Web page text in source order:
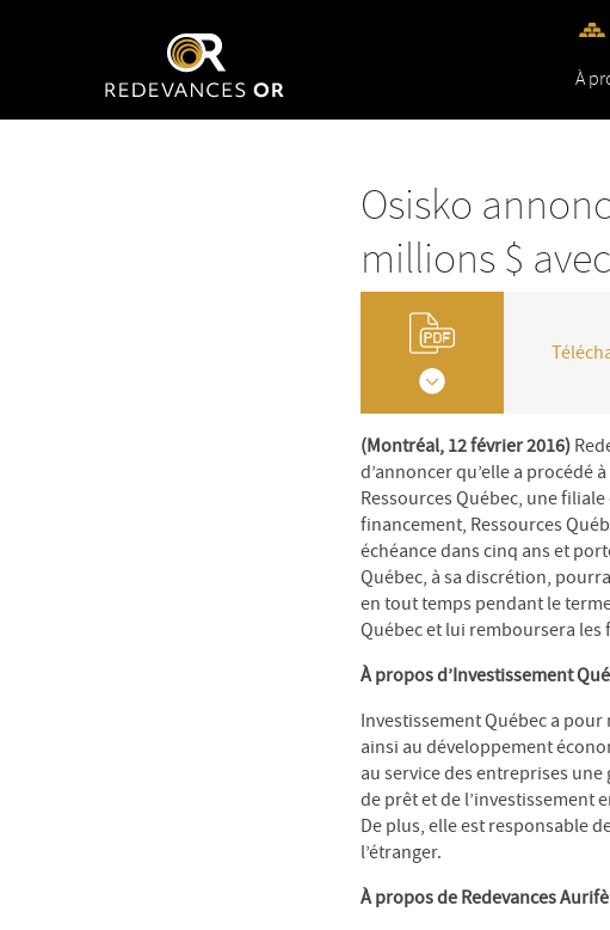
À
Osisko
millions $
(Montréal, 12 février 2016)
d’annoncer qu’elle a procédé
Ressources Québec, une
financement, Ressources
échéance dans cinq ans et
Québec, à sa discrétion,
en tout temps pendant le
Québec et lui remboursera
À propos d’Investissement
Investissement Québec a
ainsi au développement
au service des entreprises
de prêt et de l’investissement
De plus, elle est responsable
l’étranger.
À propos de Redevances